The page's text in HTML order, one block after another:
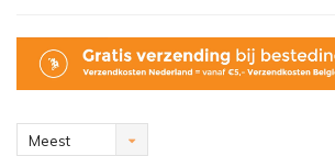
Meest